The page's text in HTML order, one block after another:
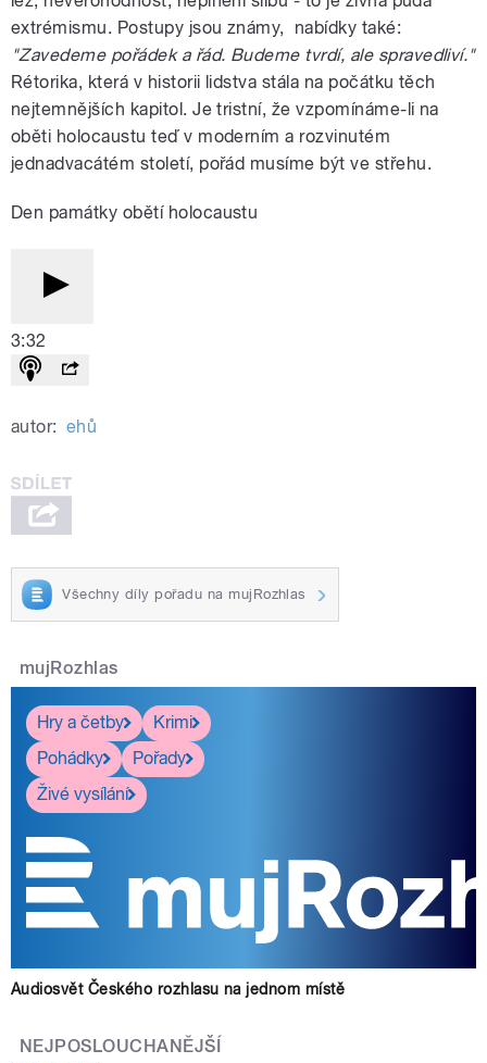
extrémismu. Postupy jsou známy, nabídky také:
"Zavedeme pořádek a řád. Budeme tvrdí, ale spravedliví."
Rétorika, která v historii lidstva stála na počátku těch
nejtemnějších kapitol. Je tristní, že vzpomínáme-li na
oběti holocaustu teď v moderním a rozvinutém
jednadvacátém století, pořád musíme být ve střehu.
Den památky obětí holocaustu
3:32
autor: ehů
Všechny díly pořadu na mujRozhlas
mujRozhlas
Hry a četby
Krimi
Pohádky
Pořady
Živé vysílání
Audiosvět Českého rozhlasu na jednom místě
NEJPOSLOUCHANĚJŠÍ